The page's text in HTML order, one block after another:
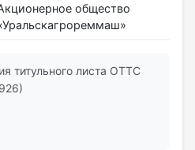
общество
титульного листа ОТТС